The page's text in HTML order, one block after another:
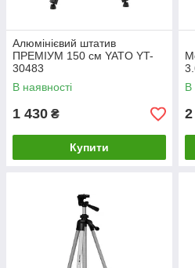
Алюмінієвий штатив
ПРЕМІУМ 150 см YATO YT-
30483
В наявності
1 430 ₴
Купити
В